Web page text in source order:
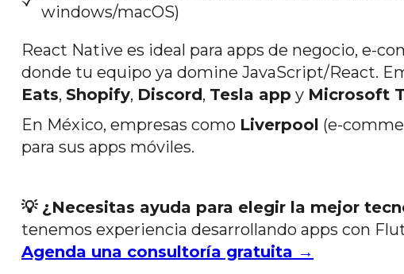
windows/macOS)
React Native es ideal para apps de negocio, e-
donde tu equipo ya domine JavaScript/React.
Eats, Shopify, Discord, Tesla app y Microsoft
En México, empresas como Liverpool (e-
para sus apps móviles.
💡 ¿Necesitas ayuda para elegir la mejor
tenemos experiencia desarrollando apps con
Agenda una consultoría gratuita →